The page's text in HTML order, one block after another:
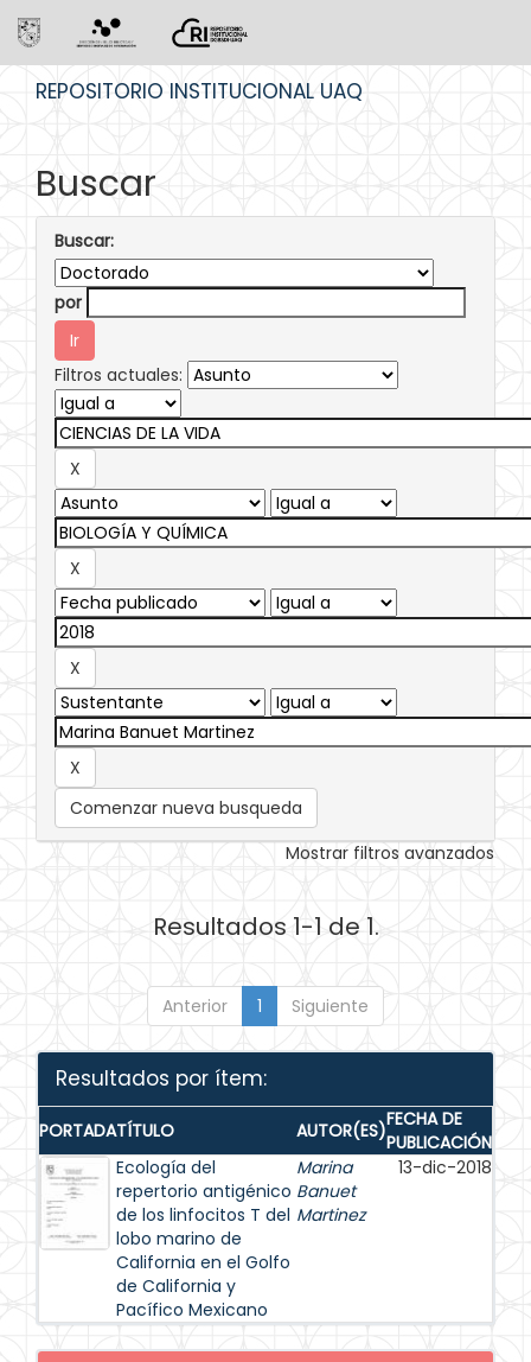
REPOSITORIO INSTITUCIONAL UAQ
Buscar
Buscar:
por
Filtros actuales:
Comenzar nueva busqueda
Mostrar filtros avanzados
Resultados 1-1 de 1.
Anterior 1 Siguiente
Resultados por ítem:
PORTADATÍTULO AUTOR(ES)FECHA DE
PUBLICACIÓN
Ecología del
repertorio antigénico
de los linfocitos T del
lobo marino de
California en el Golfo
de California y
Pacífico Mexicano
Marina
Banuet
Martinez
13-dic-2018